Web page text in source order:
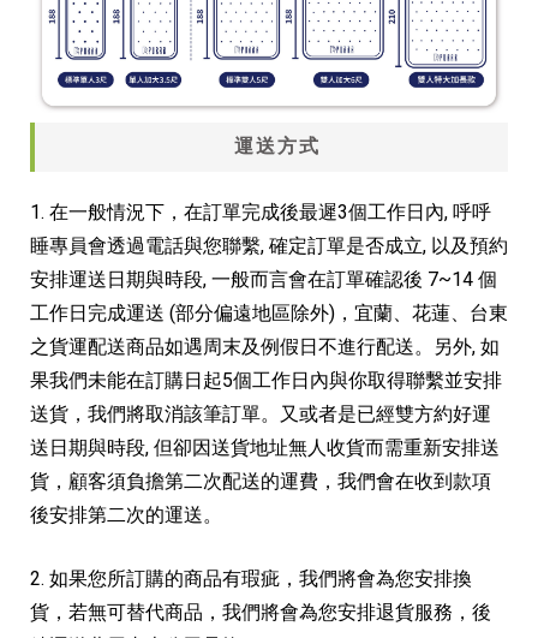
運送方式
1. 在一般情況下，在訂單完成後最遲3個工作日內, 呼呼
睡專員會透過電話與您聯繫, 確定訂單是否成立, 以及預約
安排運送日期與時段, 一般而言會在訂單確認後 7~14 個
工作日完成運送 (部分偏遠地區除外)，宜蘭、花蓮、台東
之貨運配送商品如遇周末及例假日不進行配送。另外, 如
果我們未能在訂購日起5個工作日內與你取得聯繫並安排
送貨，我們將取消該筆訂單。又或者是已經雙方約好運
送日期與時段, 但卻因送貨地址無人收貨而需重新安排送
貨，顧客須負擔第二次配送的運費，我們會在收到款項
後安排第二次的運送。
2. 如果您所訂購的商品有瑕疵，我們將會為您安排換
貨，若無可替代商品，我們將會為您安排退貨服務，後